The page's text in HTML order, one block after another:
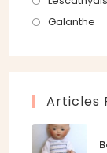
Galanthe
Articles